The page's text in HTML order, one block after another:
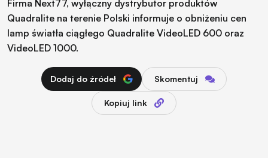
Firma Next77, wyłączny dystrybutor produktów
Quadralite na terenie Polski informuje o obniżeniu cen
lamp światła ciągłego Quadralite VideoLED 600 oraz
VideoLED 1000.
Dodaj do źródeł Skomentuj
Kopiuj link